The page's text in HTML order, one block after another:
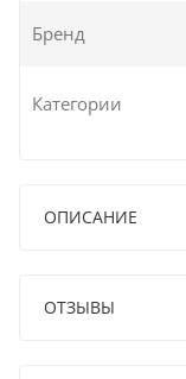
Бренд
Категории
ОПИСАНИЕ
ОТЗЫВЫ